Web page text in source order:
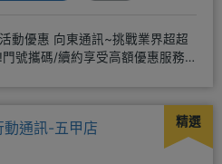
動優惠 向東通訊~挑戰業界超超
號攜碼/續約享受高額優惠服務
精選
動通訊-五甲店